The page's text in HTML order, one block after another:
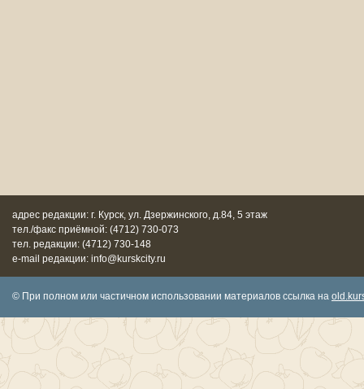
адрес редакции: г. Курск, ул. Дзержинского, д.84, 5 этаж
тел./факс приёмной: (4712) 730-073
тел. редакции: (4712) 730-148
e-mail редакции: info@kurskcity.ru
© При полном или частичном использовании материалов ссылка на